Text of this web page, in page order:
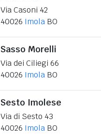
Via Casoni 42
40026 Imola BO
Sasso Morelli
Via dei Ciliegi 66
40026 Imola BO
Sesto Imolese
Via di Sesto 43
40026 Imola BO